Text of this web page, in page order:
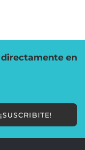
directamente en
¡SUSCRIBITE!